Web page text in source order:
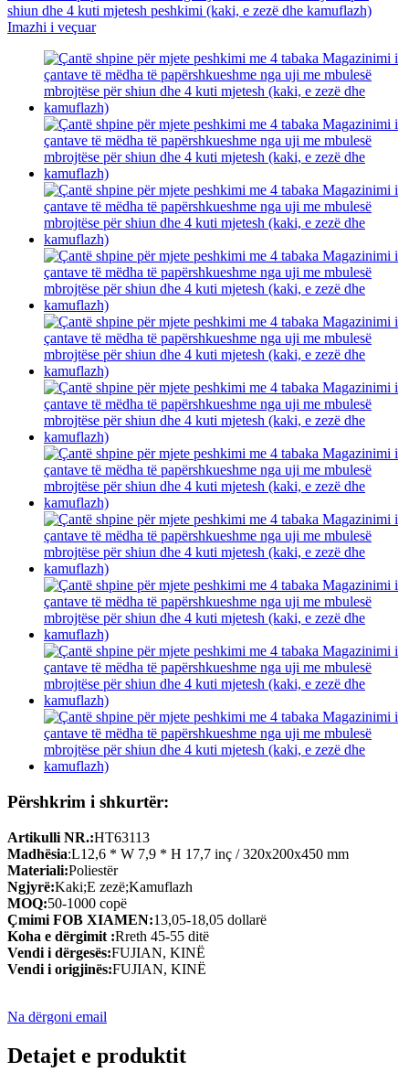
Përshkrim i shkurtër:
Artikulli NR.:HT63113
Madhësia:L12,6 * W 7,9 * H 17,7 inç / 320x200x450 mm
Materiali:Poliestër
Ngjyrë:Kaki;E zezë;Kamuflazh
MOQ:50-1000 copë
Çmimi FOB XIAMEN:13,05-18,05 dollarë
Koha e dërgimit :Rreth 45-55 ditë
Vendi i dërgesës:FUJIAN, KINË
Vendi i origjinës:FUJIAN, KINË
Na dërgoni email
Detajet e produktit